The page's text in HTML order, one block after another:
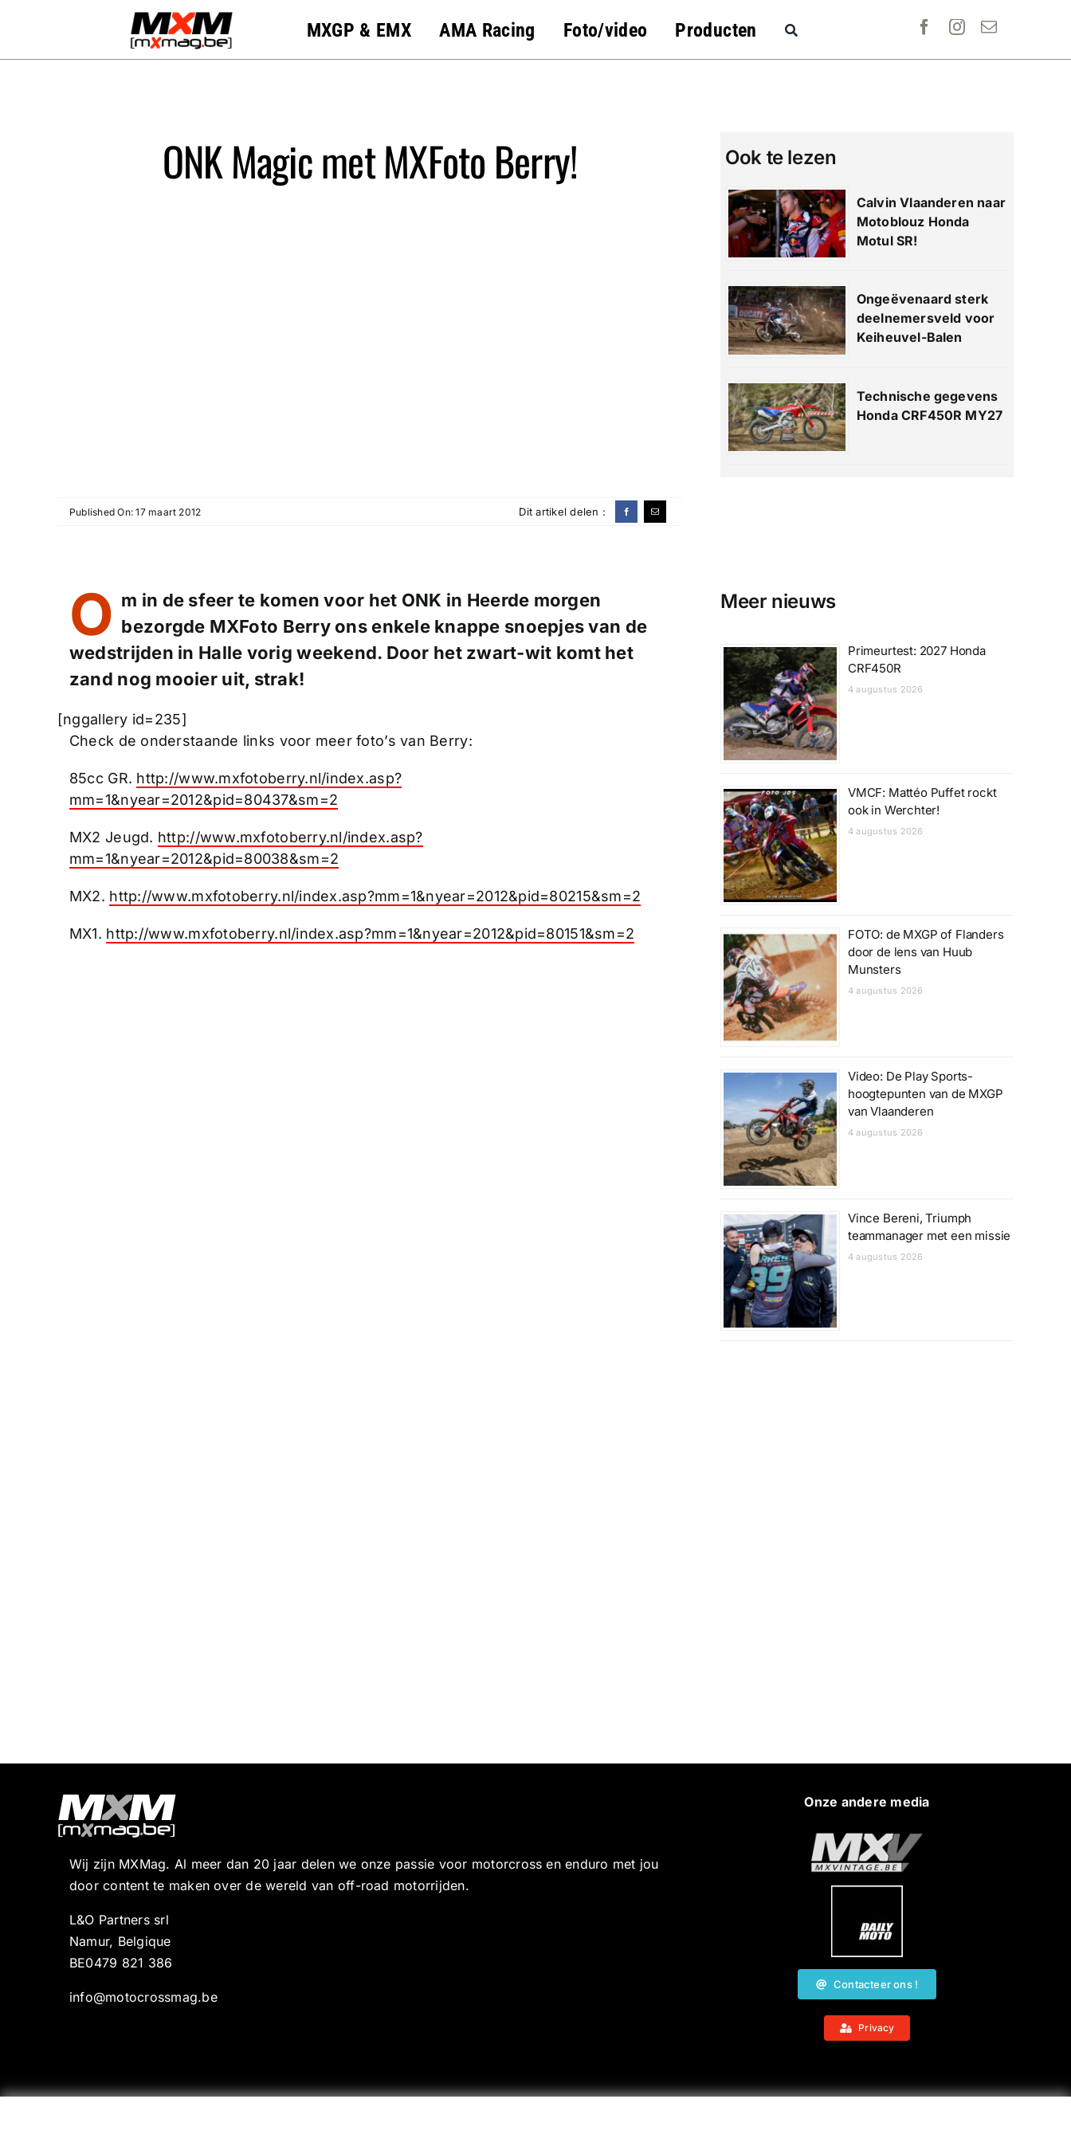
MXGP & EMX AMA Racing Foto/video Producten
ONK Magic met MXFoto Berry! Ook te lezen
Calvin Vlaanderen naar
Motoblouz Honda
Motul SR!
Ongeëvenaard sterk
deelnemersveld voor
Keiheuvel-Balen
Technische gegevens
Honda CRF450R MY27
Published On: 17 maart 2012 Dit artikel delen :
O m in de sfeer te komen voor het ONK in Heerde morgen
bezorgde MXFoto Berry ons enkele knappe snoepjes van de
wedstrijden in Halle vorig weekend. Door het zwart-wit komt het
zand nog mooier uit, strak!
[nggallery id=235]
Check de onderstaande links voor meer foto’s van Berry:
85cc GR. http://www.mxfotoberry.nl/index.asp?
mm=1&nyear=2012&pid=80437&sm=2
MX2 Jeugd. http://www.mxfotoberry.nl/index.asp?
mm=1&nyear=2012&pid=80038&sm=2
MX2. http://www.mxfotoberry.nl/index.asp?mm=1&nyear=2012&pid=80215&sm=2
MX1. http://www.mxfotoberry.nl/index.asp?mm=1&nyear=2012&pid=80151&sm=2
Meer nieuws
Primeurtest: 2027 Honda
CRF450R
4 augustus 2026
VMCF: Mattéo Puffet rockt
ook in Werchter!
4 augustus 2026
FOTO: de MXGP of Flanders
door de lens van Huub
Munsters
4 augustus 2026
Video: De Play Sports-
hoogtepunten van de MXGP
van Vlaanderen
4 augustus 2026
Vince Bereni, Triumph
teammanager met een missie
4 augustus 2026
Wij zijn MXMag. Al meer dan 20 jaar delen we onze passie voor motorcross en enduro met jou
door content te maken over de wereld van off-road motorrijden.
L&O Partners srl
Namur, Belgique
BE0479 821 386
info@motocrossmag.be
Onze andere media
Contacteer ons !
Privacy